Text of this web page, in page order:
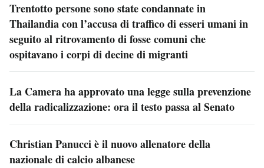
Trentotto persone sono state condannate in
Thailandia con l’accusa di traffico di esseri umani in
seguito al ritrovamento di fosse comuni che
ospitavano i corpi di decine di migranti
La Camera ha approvato una legge sulla prevenzione
della radicalizzazione: ora il testo passa al Senato
Christian Panucci è il nuovo allenatore della
nazionale di calcio albanese